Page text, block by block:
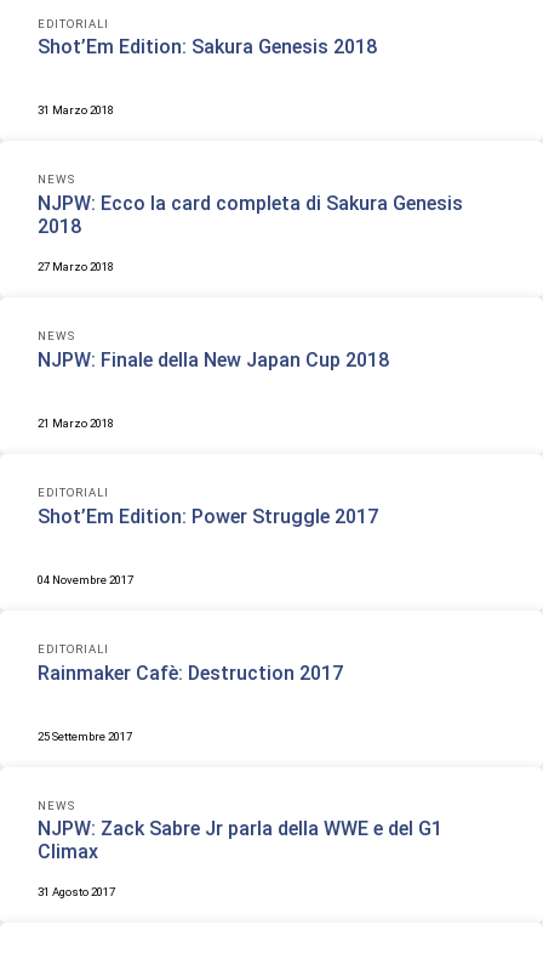
EDITORIALI
Shot’Em Edition: Sakura Genesis 2018
31 Marzo 2018
NEWS
NJPW: Ecco la card completa di Sakura Genesis
2018
27 Marzo 2018
NEWS
NJPW: Finale della New Japan Cup 2018
21 Marzo 2018
EDITORIALI
Shot’Em Edition: Power Struggle 2017
04 Novembre 2017
EDITORIALI
Rainmaker Cafè: Destruction 2017
25 Settembre 2017
NEWS
NJPW: Zack Sabre Jr parla della WWE e del G1
Climax
31 Agosto 2017